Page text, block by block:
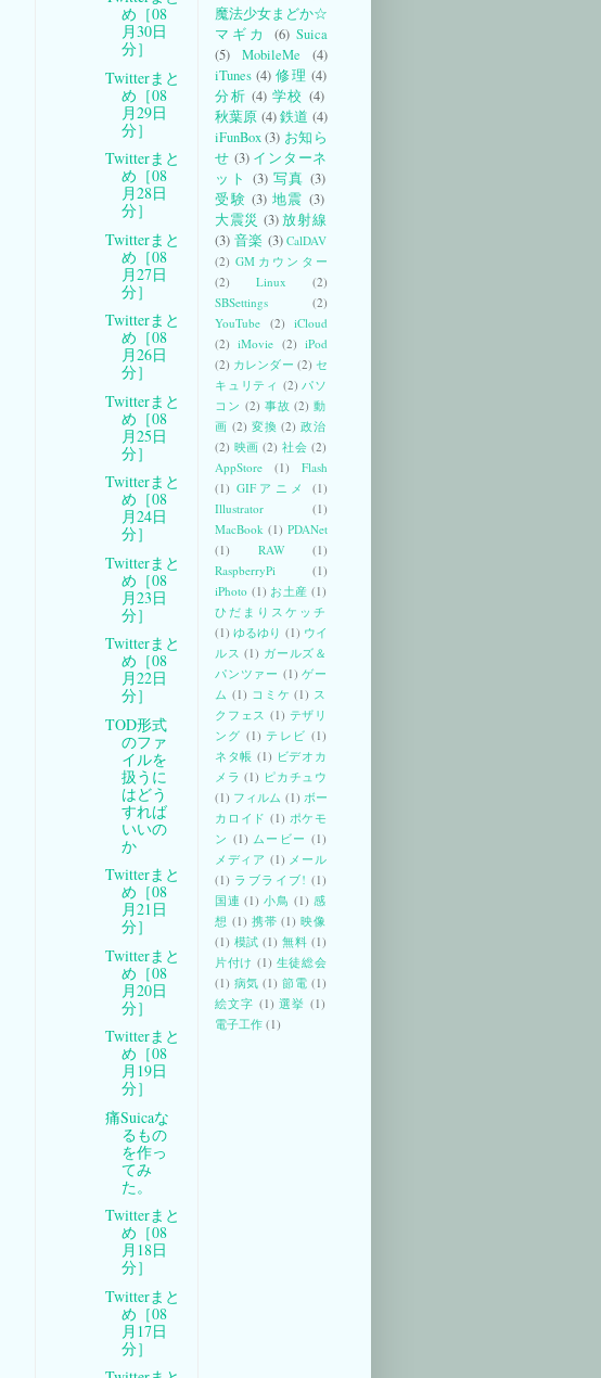
め［08
月30日
分］
Twitterまと
め［08
月29日
分］
Twitterまと
め［08
月28日
分］
Twitterまと
め［08
月27日
分］
Twitterまと
め［08
月26日
分］
Twitterまと
め［08
月25日
分］
Twitterまと
め［08
月24日
分］
Twitterまと
め［08
月23日
分］
Twitterまと
め［08
月22日
分］
TOD形式
のファ
イルを
扱うに
はどう
すれば
いいの
か
Twitterまと
め［08
月21日
分］
Twitterまと
め［08
月20日
分］
Twitterまと
め［08
月19日
分］
痛Suicaな
るもの
を作っ
てみ
た。
Twitterまと
め［08
月18日
分］
Twitterまと
め［08
月17日
分］
魔法少女まどか☆
マギカ
(6) Suica
(5)
MobileMe
(4)
iTunes (4) 修理 (4)
分析 (4) 学校 (4)
秋葉原 (4)鉄道 (4)
iFunBox (3) お知ら
せ (3) インターネ
ット (3) 写真 (3)
受験 (3) 地震 (3)
大震災 (3) 放射線
(3) 音楽 (3) CalDAV
(2) GMカウンター
(2)
Linux
(2)
SBSettings
(2)
YouTube (2) iCloud
(2) iMovie (2) iPod
(2) カレンダー (2) セ
キュリティ (2) パソ
コン (2) 事故 (2) 動
画 (2) 変換 (2) 政治
(2) 映画 (2) 社会 (2)
AppStore
(1)
Flash
(1) GIFアニメ
(1)
Illustrator
(1)
MacBook (1) PDANet
(1)
RAW
(1)
RaspberryPi
(1)
iPhoto (1) お土産 (1)
ひだまりスケッチ
(1) ゆるゆり (1) ウイ
ルス (1) ガールズ＆
パンツァー (1) ゲー
ム (1) コミケ (1) ス
クフェス (1) テザリ
ング (1) テレビ (1)
ネタ帳 (1) ビデオカ
メラ (1) ピカチュウ
(1) フィルム (1) ボー
カロイド (1) ポケモ
ン (1) ムービー (1)
メディア (1) メール
(1) ラブライブ! (1)
国連 (1) 小鳥 (1) 感
想 (1) 携帯 (1) 映像
(1) 模試 (1) 無料 (1)
片付け (1) 生徒総会
(1) 病気 (1) 節電 (1)
絵文字 (1) 選挙 (1)
電子工作 (1)